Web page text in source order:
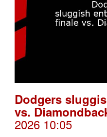
Dodgers
vs.
2026 10:05